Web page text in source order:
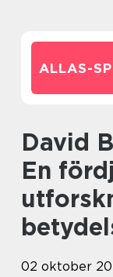
ALLAS-
David Beckham-nummer:
En
02 oktober